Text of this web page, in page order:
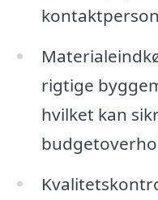
rigtige
hvilket kan